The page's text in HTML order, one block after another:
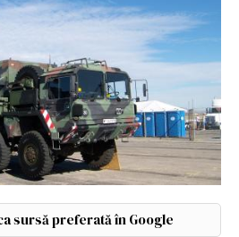
sursă preferată în Google